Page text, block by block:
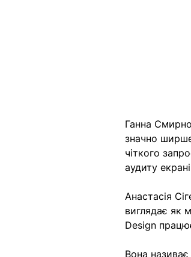
Ганна
значно
чіткого
аудиту
Анастасія
виглядає як
Design
Вона